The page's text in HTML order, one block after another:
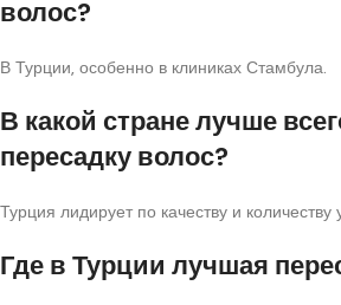
волос?
В Турции, особенно в клиниках Стамбула.
В какой стране лучше
пересадку волос?
Турция лидирует по качеству и
Где в Турции лучшая